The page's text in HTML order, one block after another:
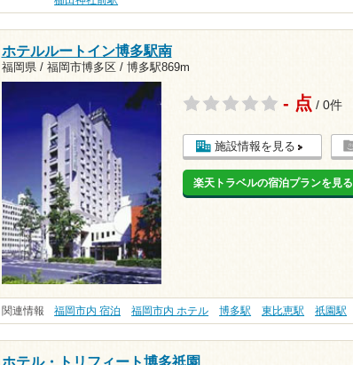
ホテルルートイン博多駅南
福岡県 / 福岡市博多区 / 博多駅869m
- 点 / 0件
施設情報を見る
楽天トラベルの宿泊プランを見る
関連情報 福岡市内 宿泊 福岡市内 ホテル 博多駅 東比恵駅 祇園駅
ホテル・トリフィート博多祇園